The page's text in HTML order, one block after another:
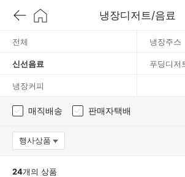
냉장디저트/음료
전체 냉장주스
신선음료 푸딩디저
냉장커피
매직배송 판매자택배
행사상품옵션팝업 열기
24개의 상품